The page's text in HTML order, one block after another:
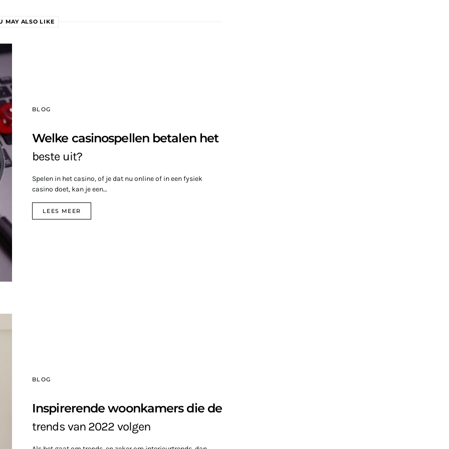
MAY ALSO LIKE
BLOG
Welke casinospellen betalen het
beste uit?
Spelen in het casino, of je dat nu online of in een fysiek
casino doet, kan je een…
LEES MEER
BLOG
Inspirerende woonkamers die de
trends van 2022 volgen